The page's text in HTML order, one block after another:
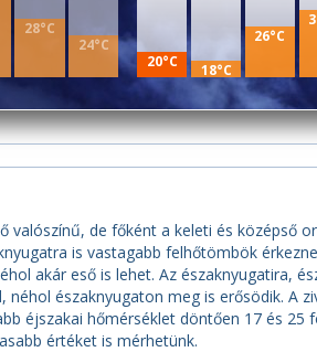
28°C
24°C
20°C 18°C
26°C
valószínű, de főként a keleti és középső
is vastagabb felhőtömbök
akár eső is lehet. Az északnyugatira,
északnyugaton meg is erősödik. A
éjszakai hőmérséklet döntően 17 és 25
értéket is mérhetünk.